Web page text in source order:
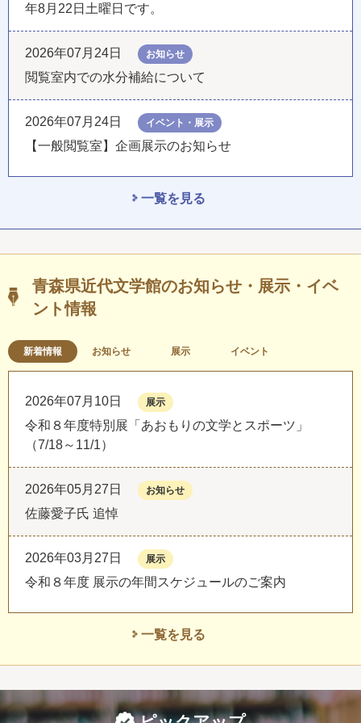
年8月22日土曜日です。
2026年07月24日 お知らせ
閲覧室内での水分補給について
2026年07月24日 イベント・展示
【一般閲覧室】企画展示のお知らせ
一覧を見る
青森県近代文学館のお知らせ・展示・イベ
ント情報
新着情報 お知らせ 展示 イベント
2026年07月10日 展示
令和８年度特別展「あおもりの文学とスポーツ」
（7/18～11/1）
2026年05月27日 お知らせ
佐藤愛子氏 追悼
2026年03月27日 展示
令和８年度 展示の年間スケジュールのご案内
一覧を見る